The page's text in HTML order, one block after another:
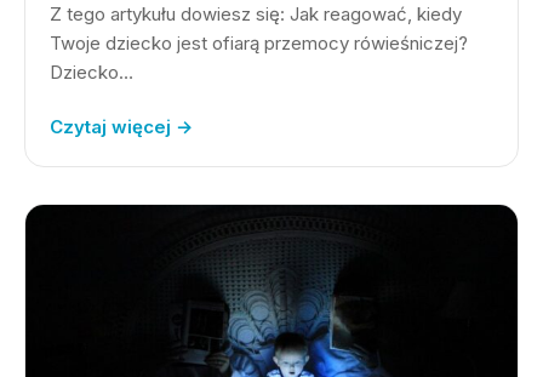
Z tego artykułu dowiesz się: Jak reagować, kiedy
Twoje dziecko jest ofiarą przemocy rówieśniczej?
Dziecko…
Czytaj więcej →